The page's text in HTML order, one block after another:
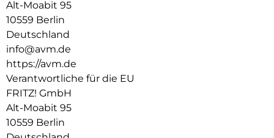
Zuhauses, Ihrer Wohnung oder Ihres Büros gelangen. Wie
funktioniert es? Der FRITZ! Geräte arbeiten als Teil eines
einzigen Netzwerks zusammen, kommunizieren miteinander
und optimieren die drahtlose Geräte- und Netzwerknutzung.
Mit Mesh genießen Sie hohe Geschwindigkeiten beim Surfen,
Streamen oder Gaming. Anstatt auf atemberaubendes HD-
Fernsehen und Ihre Lieblingsmusik zu warten, warten Ihre
Medien auf Sie.
Direkt an jeden Glasfaseranschluss:
Alt-Moabit 95
10559 Berlin
Deutschland
info@avm.de
https://avm.de
Verantwortliche für die EU
FRITZ! GmbH
Alt-Moabit 95
10559 Berlin